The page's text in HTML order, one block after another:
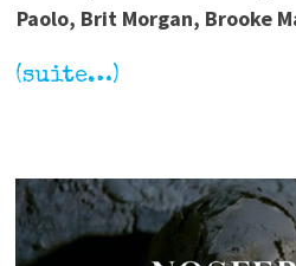
Paolo, Brit Morgan, Brooke
(suite…)